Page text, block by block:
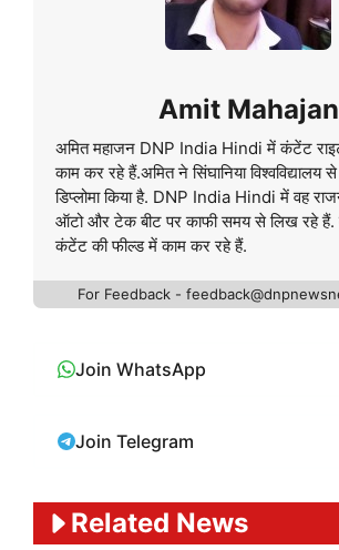
Amit Mahajan
अमित महाजन DNP India Hindi में कंटेंट
काम कर रहे हैं.अमित ने सिंघानिया विश्वविद्यालय
डिप्लोमा किया है. DNP India Hindi में वह
ऑटो और टेक बीट पर काफी समय से लिख रहे हैं.
कंटेंट की फील्ड में काम कर रहे हैं.
For Feedback -
Join WhatsApp
Join Telegram
Related News